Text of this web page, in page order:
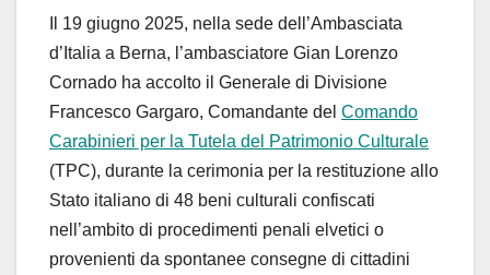
Il 19 giugno 2025, nella sede dell’Ambasciata
d’Italia a Berna, l’ambasciatore Gian Lorenzo
Cornado ha accolto il Generale di Divisione
Francesco Gargaro, Comandante del Comando
Carabinieri per la Tutela del Patrimonio Culturale
(TPC), durante la cerimonia per la restituzione allo
Stato italiano di 48 beni culturali confiscati
nell’ambito di procedimenti penali elvetici o
provenienti da spontanee consegne di cittadini